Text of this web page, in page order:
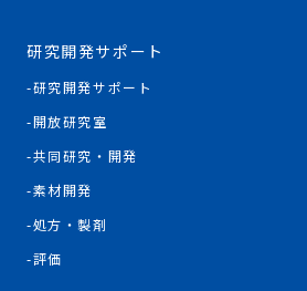
研究開発サポート
研究開発サポート
開放研究室
共同研究・開発
素材開発
処方・製剤
評価